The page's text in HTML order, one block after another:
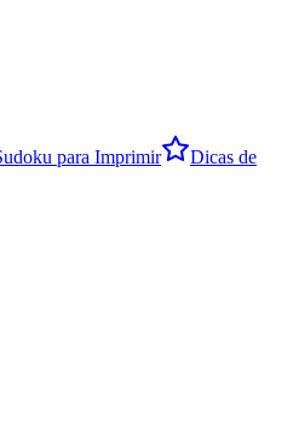
para Imprimir
Dicas de